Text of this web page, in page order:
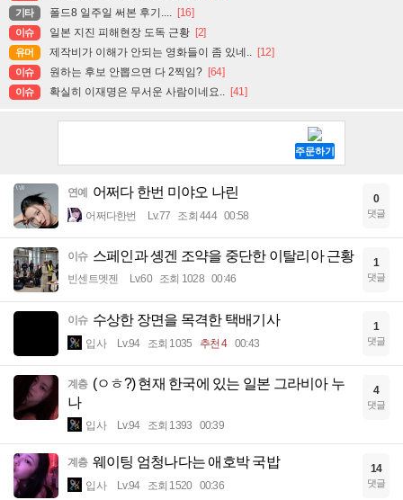
기타 폴드8 일주일 써본 후기.... [16]
이슈 일본 지진 피해현장 도독 근황 [2]
유머 제작비가 이해가 안되는 영화들이 좀 있네.. [12]
이슈 원하는 후보 안뽑으면 다 2찍임? [64]
이슈 확실히 이재명은 무서운 사람이네요.. [41]
연예 어쩌다 한번 미야오 나린
어쩌다한번 Lv.77 조회 444 00:58
0
댓글
이슈 스페인과 솅겐 조약을 중단한 이탈리아 근황
빈센트멧젠 Lv.60 조회 1028 00:46
1
댓글
이슈 수상한 장면을 목격한 택배기사
입사 Lv.94 조회 1035 추천 4 00:43
1
댓글
계층 (ㅇㅎ?) 현재 한국에 있는 일본 그라비아 누
나
입사 Lv.94 조회 1393 00:39
4
댓글
계층 웨이팅 엄청나다는 애호박 국밥
입사 Lv.94 조회 1520 00:36
14
댓글